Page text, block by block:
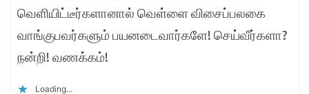
வெளியிட்டீர்களானால் வெள்ளை விசைப்பலகை
வாங்குபவர்களும் பயனடைவார்களே! செய்வீர்களா?
நன்றி! வணக்கம்!
Loading...